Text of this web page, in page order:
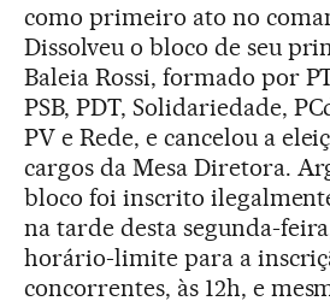
como primeiro ato no
Dissolveu o bloco de seu
Baleia Rossi, formado por
PSB, PDT, Solidariedade,
PV e Rede, e cancelou a
cargos da Mesa Diretora.
bloco foi inscrito
na tarde desta segunda-
horário-limite para a
concorrentes, às 12h, e